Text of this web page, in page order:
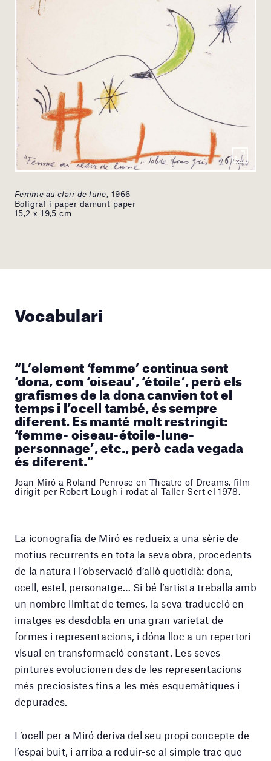
Femme au clair de lune, 1966
Bolígraf i paper damunt paper
15,2 x 19,5 cm
Vocabulari
“L’element ‘femme’ continua sent
‘dona, com ‘oiseau’, ‘étoile’, però els
grafismes de la dona canvien tot el
temps i l’ocell també, és sempre
diferent. Es manté molt restringit:
‘femme- oiseau-étoile-lune-
personnage’, etc., però cada vegada
és diferent.”
Joan Miró a Roland Penrose en Theatre of Dreams, film
dirigit per Robert Lough i rodat al Taller Sert el 1978.
La iconografia de Miró es redueix a una sèrie de
motius recurrents en tota la seva obra, procedents
de la natura i l’observació d’allò quotidià: dona,
ocell, estel, personatge… Si bé l’artista treballa amb
un nombre limitat de temes, la seva traducció en
imatges es desdobla en una gran varietat de
formes i representacions, i dóna lloc a un repertori
visual en transformació constant. Les seves
pintures evolucionen des de les representacions
més preciosistes fins a les més esquemàtiques i
depurades.
L’ocell per a Miró deriva del seu propi concepte de
l’espai buit, i arriba a reduir-se al simple traç que